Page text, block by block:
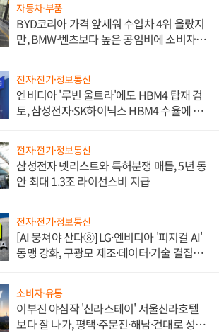
자동차·부품
BYD코리아 가격 앞세워 수입차 4위 올랐지
만, BMW·벤츠보다 높은 공임비에 소비자
전자·전기·정보통신
엔비디아 '루빈 울트라'에도 HBM4 탑재 검
토, 삼성전자·SK하이닉스 HBM4 수율에 주
전자·전기·정보통신
삼성전자 넷리스트와 특허분쟁 매듭, 5년 동
안 최대 1.3조 라이선스비 지급
전자·전기·정보통신
[AI 뭉쳐야 산다⑧] LG·엔비디아 '피지컬 AI'
동맹 강화, 구광모 제조·데이터·기술 결집
소비자·유통
이부진 야심작 '신라스테이' 서울신라호텔
보다 잘 나가, 평택·주문진·해남·건대로 성